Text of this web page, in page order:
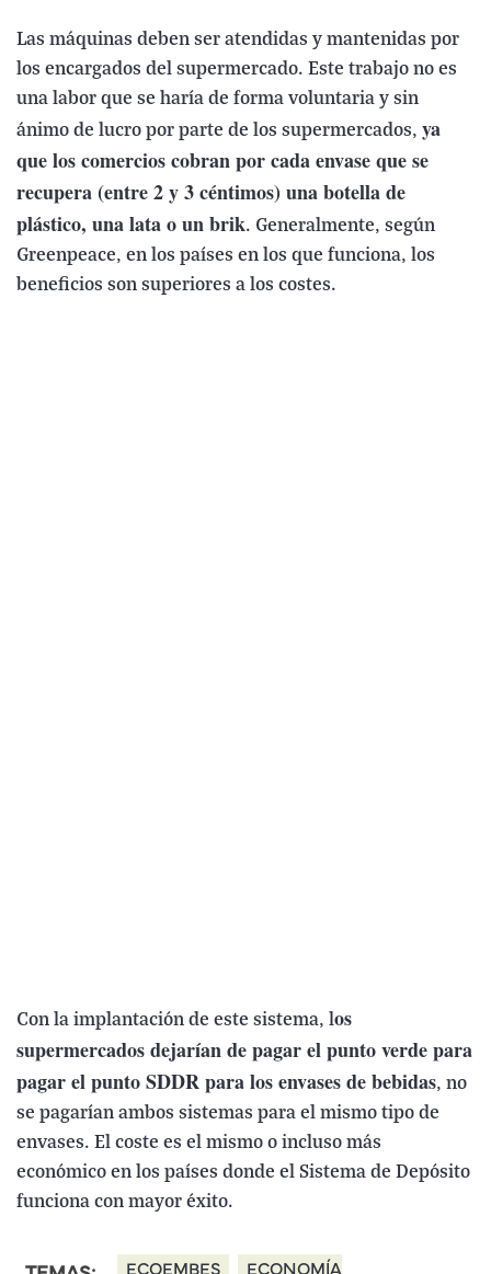
Las máquinas deben ser atendidas y mantenidas por
los encargados del supermercado. Este trabajo no es
una labor que se haría de forma voluntaria y sin
ánimo de lucro por parte de los supermercados, ya
que los comercios cobran por cada envase que se
recupera (entre 2 y 3 céntimos) una botella de
plástico, una lata o un brik. Generalmente, según
Greenpeace, en los países en los que funciona, los
beneficios son superiores a los costes.
Con la implantación de este sistema, los
supermercados dejarían de pagar el punto verde para
pagar el punto SDDR para los envases de bebidas, no
se pagarían ambos sistemas para el mismo tipo de
envases. El coste es el mismo o incluso más
económico en los países donde el Sistema de Depósito
funciona con mayor éxito.